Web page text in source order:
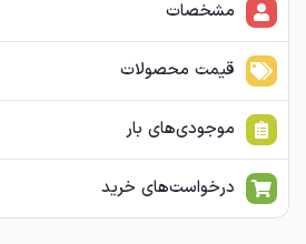
مشخصات
قیمت محصولات
موجودی‌های بار
درخواست‌های خرید